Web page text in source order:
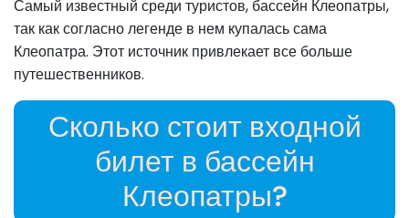
Самый известный среди туристов, бассейн Клеопатры,
так как согласно легенде в нем купалась сама
Клеопатра. Этот источник привлекает все больше
путешественников.
Сколько стоит входной
билет в бассейн
Клеопатры?